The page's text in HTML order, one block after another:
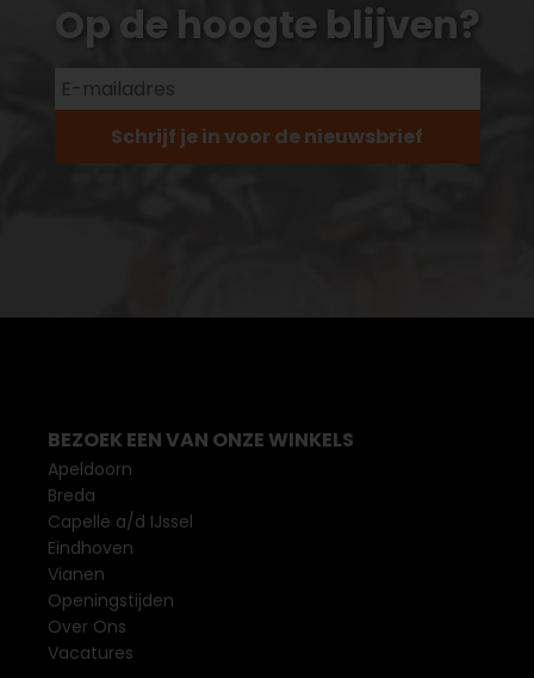
Op de hoogte blijven?
Schrijf je in voor de nieuwsbrief
BEZOEK EEN VAN ONZE WINKELS
Apeldoorn
Breda
Capelle a/d IJssel
Eindhoven
Vianen
Openingstijden
Over Ons
Vacatures